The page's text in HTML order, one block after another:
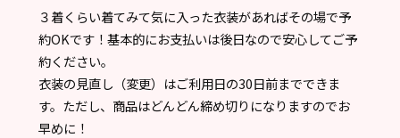
３着くらい着てみて気に入った衣装があればその場で予
約OKです！基本的にお支払いは後日なので安心してご予
約ください。
衣装の見直し（変更）はご利用日の30日前までできま
す。ただし、商品はどんどん締め切りになりますのでお
早めに！